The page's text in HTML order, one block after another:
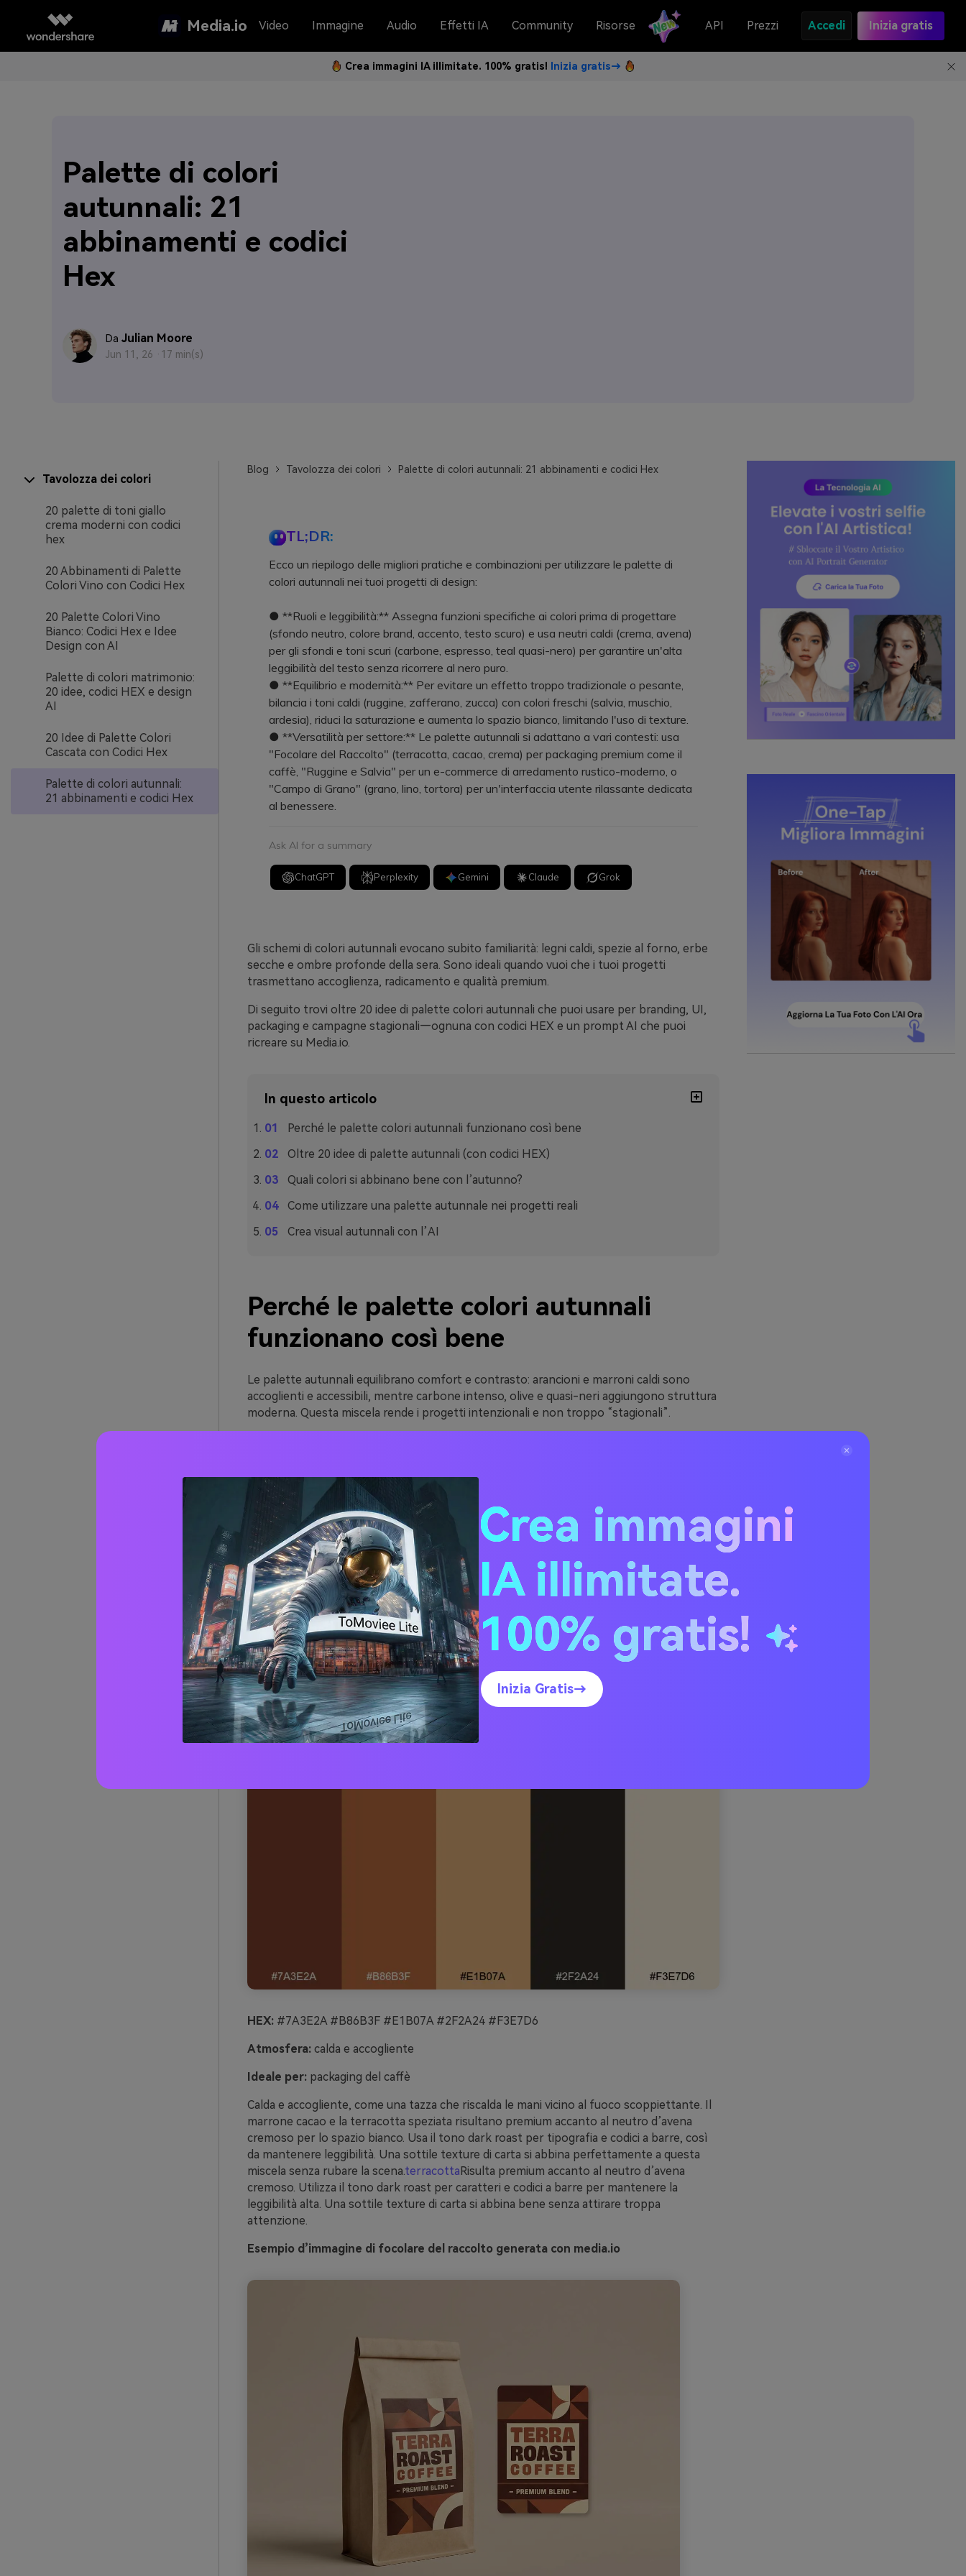
Media.io Video Immagine Audio Effetti IA Community Risorse API Prezzi Accedi Inizia gratis
Crea immagini IA illimitate. 100% gratis! Inizia gratis→
Palette di colori
autunnali: 21
abbinamenti e codici
Hex
Da Julian Moore
Jun 11, 26 · 17 min(s)
Tavolozza dei colori
20 palette di toni giallo
crema moderni con codici
hex
20 Abbinamenti di Palette
Colori Vino con Codici Hex
20 Palette Colori Vino
Bianco: Codici Hex e Idee
Design con AI
Palette di colori matrimonio:
20 idee, codici HEX e design
AI
20 Idee di Palette Colori
Cascata con Codici Hex
Palette di colori autunnali:
21 abbinamenti e codici Hex
Blog Tavolozza dei colori Palette di colori autunnali: 21 abbinamenti e codici Hex
TL;DR:
Ecco un riepilogo delle migliori pratiche e combinazioni per utilizzare le palette di
colori autunnali nei tuoi progetti di design:
● **Ruoli e leggibilità:** Assegna funzioni specifiche ai colori prima di progettare
(sfondo neutro, colore brand, accento, testo scuro) e usa neutri caldi (crema, avena)
per gli sfondi e toni scuri (carbone, espresso, teal quasi-nero) per garantire un'alta
leggibilità del testo senza ricorrere al nero puro.
● **Equilibrio e modernità:** Per evitare un effetto troppo tradizionale o pesante,
bilancia i toni caldi (ruggine, zafferano, zucca) con colori freschi (salvia, muschio,
ardesia), riduci la saturazione e aumenta lo spazio bianco, limitando l'uso di texture.
● **Versatilità per settore:** Le palette autunnali si adattano a vari contesti: usa
"Focolare del Raccolto" (terracotta, cacao, crema) per packaging premium come il
caffè, "Ruggine e Salvia" per un e-commerce di arredamento rustico-moderno, o
"Campo di Grano" (grano, lino, tortora) per un'interfaccia utente rilassante dedicata
al benessere.
Ask AI for a summary
ChatGPT Perplexity Gemini Claude Grok
Gli schemi di colori autunnali evocano subito familiarità: legni caldi, spezie al forno, erbe
secche e ombre profonde della sera. Sono ideali quando vuoi che i tuoi progetti
trasmettano accoglienza, radicamento e qualità premium.
Di seguito trovi oltre 20 idee di palette colori autunnali che puoi usare per branding, UI,
packaging e campagne stagionali—ognuna con codici HEX e un prompt AI che puoi
ricreare su Media.io.
In questo articolo
Perché le palette colori autunnali funzionano così bene
Oltre 20 idee di palette autunnali (con codici HEX)
Quali colori si abbinano bene con l’autunno?
Come utilizzare una palette autunnale nei progetti reali
Crea visual autunnali con l’AI
Perché le palette colori autunnali
funzionano così bene
Le palette autunnali equilibrano comfort e contrasto: arancioni e marroni caldi sono
accoglienti e accessibili, mentre carbone intenso, olive e quasi-neri aggiungono struttura
moderna. Questa miscela rende i progetti intenzionali e non troppo “stagionali”.
naturale che mantiene leggibilità nei layout.
Soprattutto, gli schemi cromatici autunnali sono versatili. Puoi renderli rustici (beige +
pino) oppure moderni (brace + teal quasi-nero) mantenendo coesione su UI, branding e
materiali di marketing.
Oltre 20 idee di palette autunnali (con
codici HEX)
1) Focolare del Raccolto
HEX:#7A3E2A #B86B3F #E1B07A #2F2A24 #F3E7D6
Atmosfera:calda e accogliente
Ideale per:packaging del caffè
Calda e accogliente, come una tazza che riscalda le mani vicino al fuoco scoppiettante. Il
marrone cacao e la terracotta speziata risultano premium accanto al neutro d’avena
cremoso per lo spazio bianco. Usa il tono dark roast per tipografia e codici a barre, così
da mantenere leggibilità. Una sottile texture di carta si abbina perfettamente a questa
miscela senza rubare la scena. terracottaRisulta premium accanto al neutro d’avena
cremoso. Utilizza il tono dark roast per caratteri e codici a barre per mantenere la
leggibilità alta. Una sottile texture di carta si abbina bene senza attirare troppa
attenzione.
Esempio d’immagine di focolare del raccolto generata con media.io
Crea immagini
IA illimitate.
100% gratis!
Inizia Gratis→